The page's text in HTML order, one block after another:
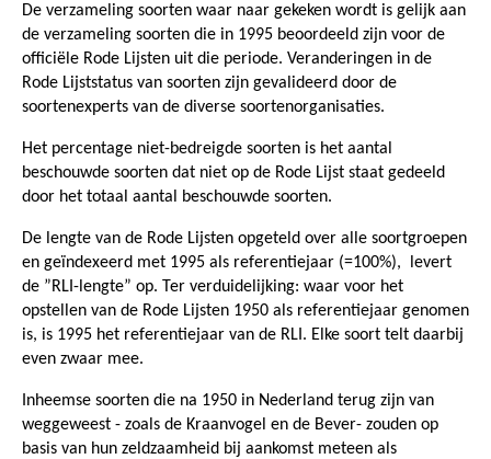
De verzameling soorten waar naar gekeken wordt is gelijk aan
de verzameling soorten die in 1995 beoordeeld zijn voor de
officiële Rode Lijsten uit die periode. Veranderingen in de
Rode Lijststatus van soorten zijn gevalideerd door de
soortenexperts van de diverse soortenorganisaties.
Het percentage niet-bedreigde soorten is het aantal
beschouwde soorten dat niet op de Rode Lijst staat gedeeld
door het totaal aantal beschouwde soorten.
De lengte van de Rode Lijsten opgeteld over alle soortgroepen
en geïndexeerd met 1995 als referentiejaar (=100%), levert
de ”RLI-lengte” op. Ter verduidelijking: waar voor het
opstellen van de Rode Lijsten 1950 als referentiejaar genomen
is, is 1995 het referentiejaar van de RLI. Elke soort telt daarbij
even zwaar mee.
Inheemse soorten die na 1950 in Nederland terug zijn van
weggeweest - zoals de Kraanvogel en de Bever- zouden op
basis van hun zeldzaamheid bij aankomst meteen als